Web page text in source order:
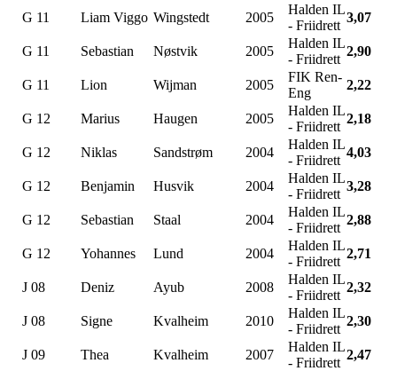
G 11 Liam Viggo Wingstedt 2005
Halden IL
- Friidrett
3,07
G 11 Sebastian Nøstvik 2005
Halden IL
- Friidrett
2,90
G 11 Lion Wijman 2005
FIK Ren-
Eng
2,22
G 12 Marius Haugen 2005
Halden IL
- Friidrett
2,18
G 12 Niklas Sandstrøm 2004
Halden IL
- Friidrett
4,03
G 12 Benjamin Husvik 2004
Halden IL
- Friidrett
3,28
G 12 Sebastian Staal 2004
Halden IL
- Friidrett
2,88
G 12 Yohannes Lund 2004
Halden IL
- Friidrett
2,71
J 08 Deniz Ayub 2008
Halden IL
- Friidrett
2,32
J 08 Signe Kvalheim 2010
Halden IL
- Friidrett
2,30
J 09 Thea Kvalheim 2007
Halden IL
- Friidrett
2,47